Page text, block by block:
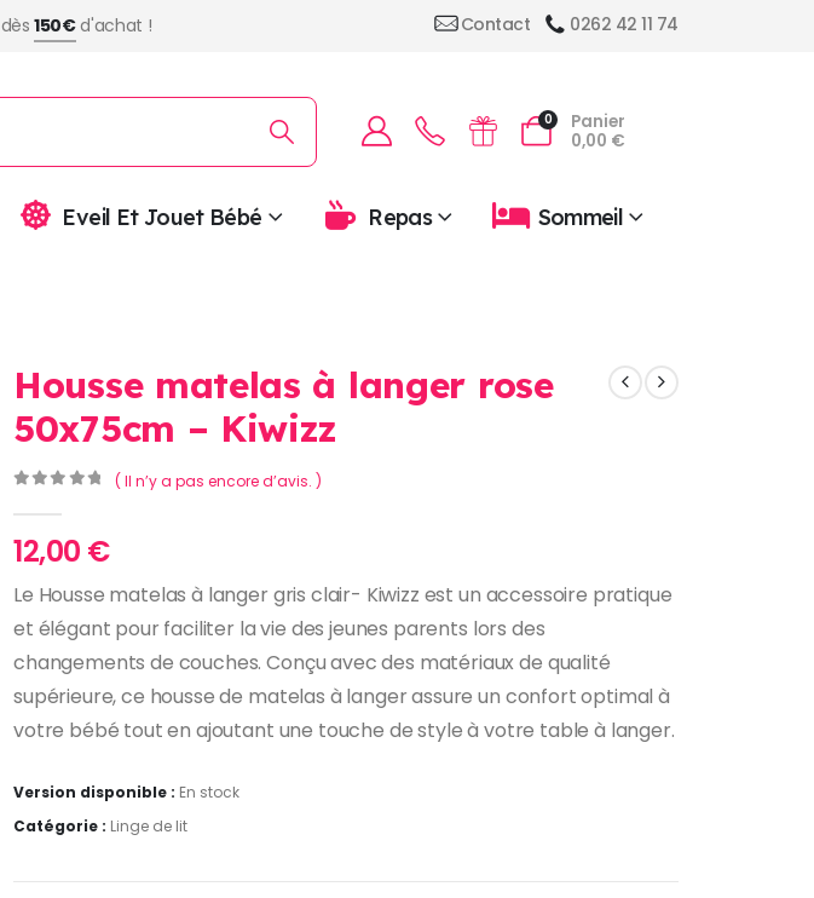
dès150€d'achat ! Contact 0262 42 11 74
0
Panier
0,00 €
Eveil Et Jouet Bébé Repas Sommeil
Housse matelas à langer rose
50x75cm – Kiwizz
( Il n’y a pas encore d’avis. )
12,00 €
Le Housse matelas à langer gris clair- Kiwizz est un accessoire pratique
et élégant pour faciliter la vie des jeunes parents lors des
changements de couches. Conçu avec des matériaux de qualité
supérieure, ce housse de matelas à langer assure un confort optimal à
votre bébé tout en ajoutant une touche de style à votre table à langer.
Version disponible : En stock
Catégorie : Linge de lit